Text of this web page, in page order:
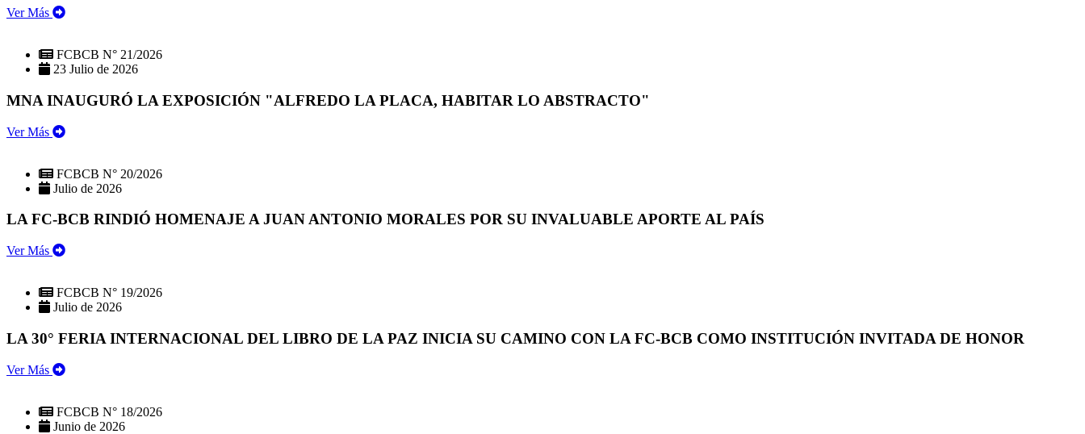
Ver Más
FCBCB N° 21/2026
23 Julio de 2026
MNA INAUGURÓ LA EXPOSICIÓN "ALFREDO LA PLACA, HABITAR LO ABSTRACTO"
Ver Más
FCBCB N° 20/2026
Julio de 2026
LA FC-BCB RINDIÓ HOMENAJE A JUAN ANTONIO MORALES POR SU INVALUABLE APORTE AL PAÍS
Ver Más
FCBCB N° 19/2026
Julio de 2026
LA 30° FERIA INTERNACIONAL DEL LIBRO DE LA PAZ INICIA SU CAMINO CON LA FC-BCB COMO INSTITUCIÓN INVITADA DE HONOR
Ver Más
FCBCB N° 18/2026
Junio de 2026